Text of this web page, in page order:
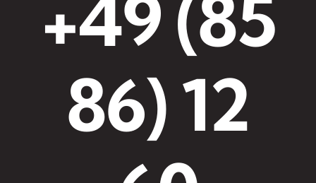
+49 (85
86) 12